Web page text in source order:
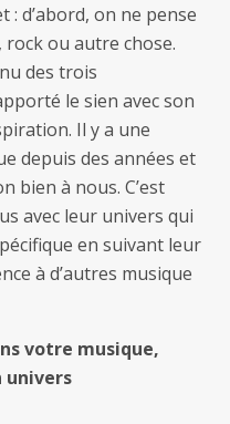
d’abord, on ne pense
rock ou autre chose.
des trois
le sien avec son
Il y a une
depuis des années et
bien à nous. C’est
avec leur univers qui
en suivant leur
à d’autres musique
votre musique,
univers